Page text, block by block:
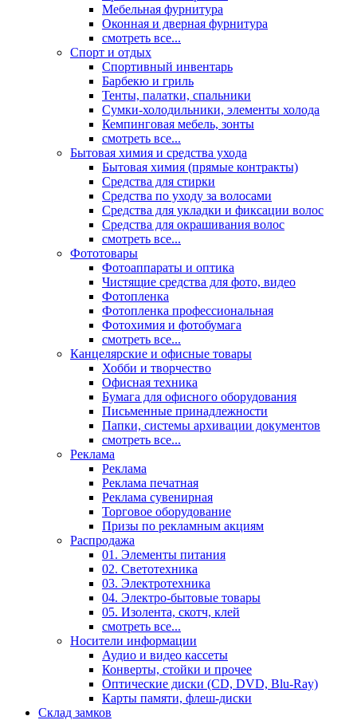
Мебельная фурнитура
Оконная и дверная фурнитура
смотреть все...
Спорт и отдых
Спортивный инвентарь
Барбекю и гриль
Тенты, палатки, спальники
Сумки-холодильники, элементы холода
Кемпинговая мебель, зонты
смотреть все...
Бытовая химия и средства ухода
Бытовая химия (прямые контракты)
Средства для стирки
Средства по уходу за волосами
Средства для укладки и фиксации волос
Средства для окрашивания волос
смотреть все...
Фототовары
Фотоаппараты и оптика
Чистящие средства для фото, видео
Фотопленка
Фотопленка профессиональная
Фотохимия и фотобумага
смотреть все...
Канцелярские и офисные товары
Хобби и творчество
Офисная техника
Бумага для офисного оборудования
Письменные принадлежности
Папки, системы архивации документов
смотреть все...
Реклама
Реклама
Реклама печатная
Реклама сувенирная
Торговое оборудование
Призы по рекламным акциям
Распродажа
01. Элементы питания
02. Светотехника
03. Электротехника
04. Электро-бытовые товары
05. Изолента, скотч, клей
смотреть все...
Носители информации
Аудио и видео кассеты
Конверты, стойки и прочее
Оптические диски (CD, DVD, Blu-Ray)
Карты памяти, флеш-диски
Склад замков